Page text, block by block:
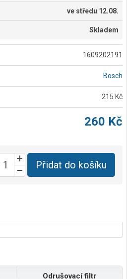
ve středu 12.08.
Skladem
1609202191
Bosch
215 Kč
260 Kč
Přidat do košíku
Odrušovací filtr